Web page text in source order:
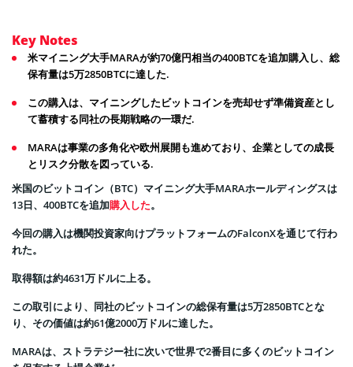
Key Notes
米マイニング大手MARAが約70億円相当の400BTCを追加購入し、総
保有量は5万2850BTCに達した.
この購入は、マイニングしたビットコインを売却せず準備資産とし
て蓄積する同社の長期戦略の一環だ.
MARAは事業の多角化や欧州展開も進めており、企業としての成長
とリスク分散を図っている.
米国のビットコイン（BTC）マイニング大手MARAホールディングスは
13日、400BTCを追加購入した。
今回の購入は機関投資家向けプラットフォームのFalconXを通じて行わ
れた。
取得額は約4631万ドルに上る。
この取引により、同社のビットコインの総保有量は5万2850BTCとな
り、その価値は約61億2000万ドルに達した。
MARAは、ストラテジー社に次いで世界で2番目に多くのビットコイン